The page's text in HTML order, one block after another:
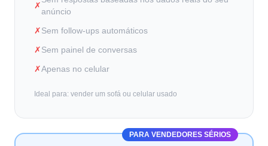
✗
anúncio
✗Sem follow-ups automáticos
✗Sem painel de conversas
✗Apenas no celular
Ideal para: vender um sofá ou celular usado
PARA VENDEDORES SÉRIOS